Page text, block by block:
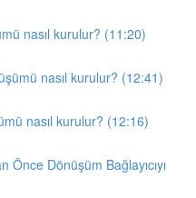
nasıl kurulur? (11:20)
nasıl kurulur? (12:41)
nasıl kurulur? (12:16)
Önce Dönüşüm Bağlayıcıyı